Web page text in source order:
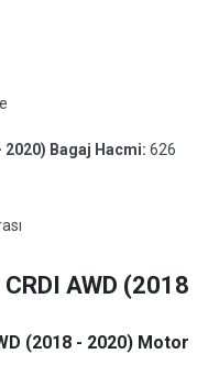
2020) Bagaj Hacmi: 626
AWD (2018
(2018 - 2020) Motor